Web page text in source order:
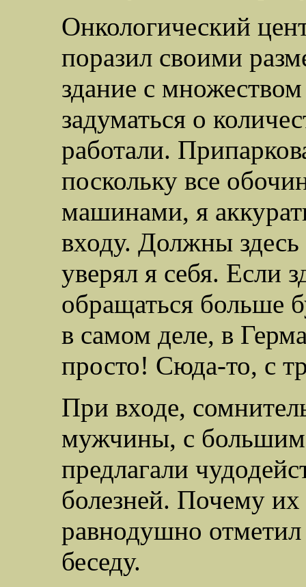
Онкологический
поразил своими
здание с
задуматься о
работали.
поскольку все
машинами, я
входу. Должны
уверял я себя. Если
обращаться больше
в самом деле, в
просто! Сюда-то, с
При входе,
мужчины, с
предлагали
болезней. Почему их
равнодушно отметил
беседу.